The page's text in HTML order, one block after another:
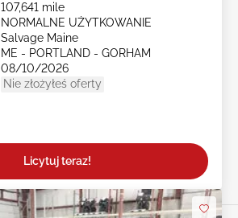
107,641 mile
NORMALNE UŻYTKOWANIE
Salvage Maine
ME - PORTLAND - GORHAM
08/10/2026
Nie złożyłeś oferty
Licytuj teraz!